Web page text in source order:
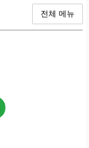
전체 메뉴